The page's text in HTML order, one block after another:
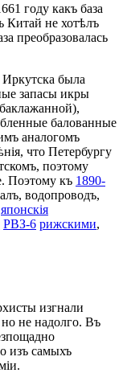
году какъ база
Китай не хотѣлъ
преобразовалась
была
запасы икры
балованные
аналогомъ
что Петербургу
поэтому
Поэтому къ 1890-
водопроводъ,
японскія
РВЗ-6 рижскими,
изгнали
не надолго. Въ
изъ самыхъ